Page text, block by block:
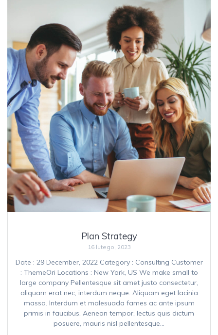
Plan Strategy
16 lutego, 2023
Date : 29 December, 2022 Category : Consulting Customer
: ThemeOri Locations : New York, US We make small to
large company Pellentesque sit amet justo consectetur,
aliquam erat nec, interdum neque. Aliquam eget lacinia
massa. Interdum et malesuada fames ac ante ipsum
primis in faucibus. Aenean tempor, lectus quis dictum
posuere, mauris nisl pellentesque…